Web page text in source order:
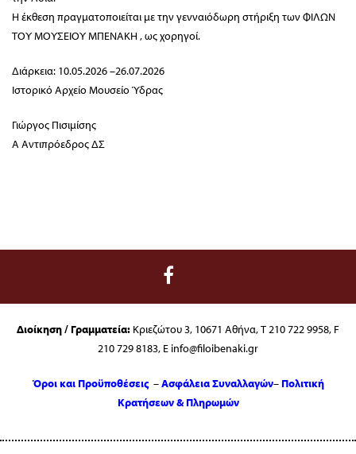
Η έκθεση πραγματοποιείται με την γενναιόδωρη στήριξη των ΦΙΛΩΝ
ΤΟΥ ΜΟΥΣΕΙΟΥ ΜΠΕΝΑΚΗ , ως χορηγοί.
Διάρκεια: 10.05.2026 –26.07.2026
Ιστορικό Αρχείο Μουσείο Ύδρας
Γιώργος Πισιμίσης
Α Αντιπρόεδρος ΔΣ
Διοίκηση / Γραμματεία: Κριεζώτου 3, 10671 Αθήνα, T 210 722 9958, F
210 729 8183, E info@filoibenaki.gr
Όροι και Προϋποθέσεις –Ασφάλεια Συναλλαγών– Πολιτική
Κρατήσεων & Πληρωμών